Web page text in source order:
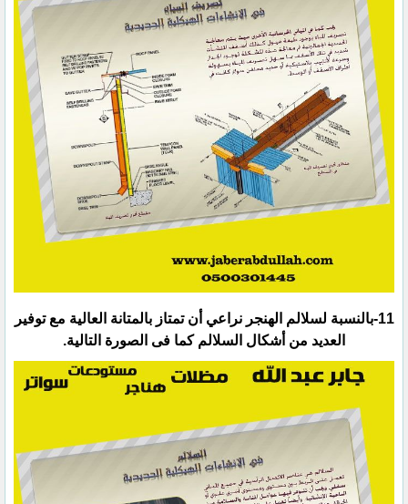
‏11-بالنسبة لسلالم الهنجر نراعي أن تمتاز بالمتانة العالية مع توفير
العديد من أشكال السلالم كما فى الصورة التالية.‏